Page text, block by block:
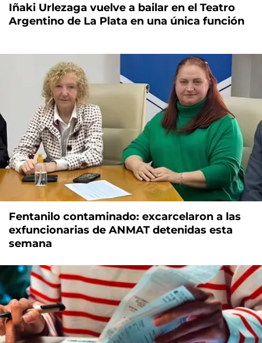
Iñaki Urlezaga vuelve a bailar en el Teatro
Argentino de La Plata en una única función
Fentanilo contaminado: excarcelaron a las
exfuncionarias de ANMAT detenidas esta
semana